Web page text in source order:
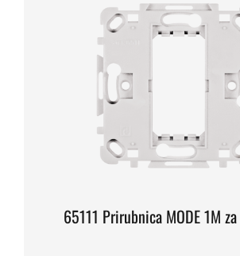
65111 Prirubnica MODE 1M